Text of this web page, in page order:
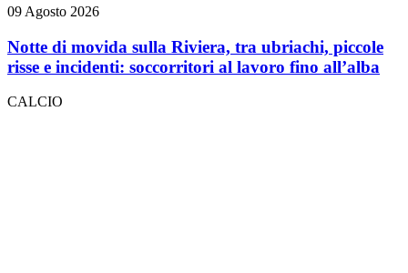
09 Agosto 2026
Notte di movida sulla Riviera, tra ubriachi, piccole
risse e incidenti: soccorritori al lavoro fino all’alba
CALCIO